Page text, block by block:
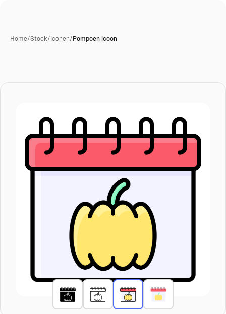
Home/Stock/Iconen/Pompoen icoon